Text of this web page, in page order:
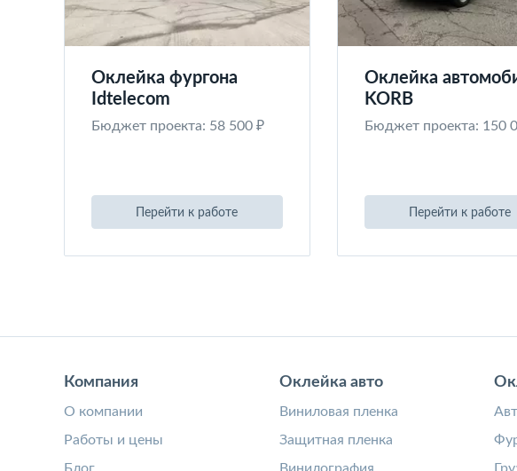
Оклейка фургона
Idtelecom
Бюджет проекта: 58 500 ₽
Перейти к работе
Оклейка
KORB
Бюджет проекта: 150
Перейти к работе
Компания
О компании
Работы и цены
Оклейка авто
Виниловая пленка
Защитная пленка